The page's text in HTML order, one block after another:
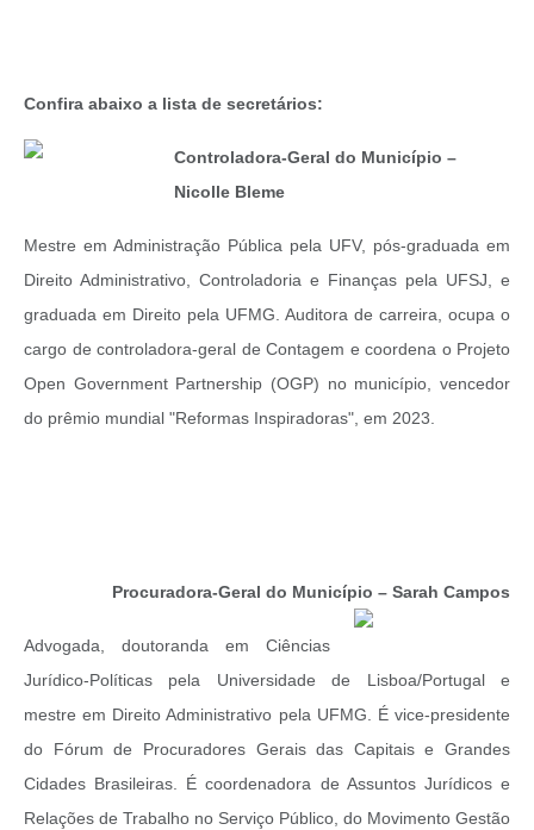
Confira abaixo a lista de secretários:
Controladora-Geral do Município –
Nicolle Bleme
Mestre em Administração Pública pela UFV, pós-graduada em
Direito Administrativo, Controladoria e Finanças pela UFSJ, e
graduada em Direito pela UFMG. Auditora de carreira, ocupa o
cargo de controladora-geral de Contagem e coordena o Projeto
Open Government Partnership (OGP) no município, vencedor
do prêmio mundial "Reformas Inspiradoras", em 2023.
Procuradora-Geral do Município – Sarah Campos
Advogada, doutoranda em Ciências
Jurídico-Políticas pela Universidade de Lisboa/Portugal e
mestre em Direito Administrativo pela UFMG. É vice-presidente
do Fórum de Procuradores Gerais das Capitais e Grandes
Cidades Brasileiras. É coordenadora de Assuntos Jurídicos e
Relações de Trabalho no Serviço Público, do Movimento Gestão